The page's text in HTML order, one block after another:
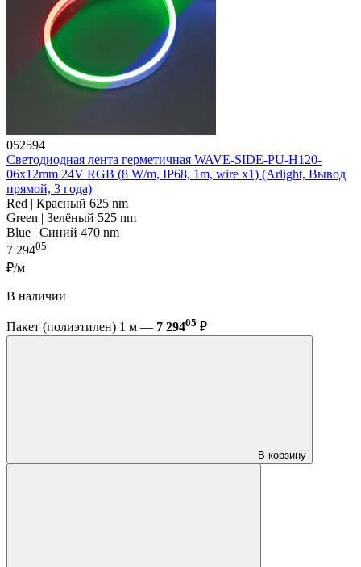
052594
Светодиодная лента герметичная WAVE-SIDE-PU-H120-
06x12mm 24V RGB (8 W/m, IP68, 1m, wire x1) (Arlight, Вывод
прямой, 3 года)
Red | Красный 625 nm
Green | Зелёный 525 nm
Blue | Синий 470 nm
7 29405
₽/м
В наличии
Пакет (полиэтилен) 1 м — 7 29405 ₽
В корзину